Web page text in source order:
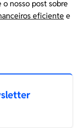
nosso post sobre
eficiente e